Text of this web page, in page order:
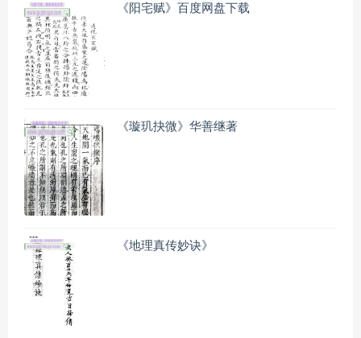
《阳宅赋》百度网盘下载
《璇玑抉微》华善继著
《地理真传妙诀》